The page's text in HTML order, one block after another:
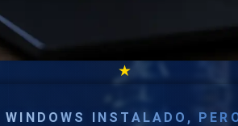
★
INSTALADO,